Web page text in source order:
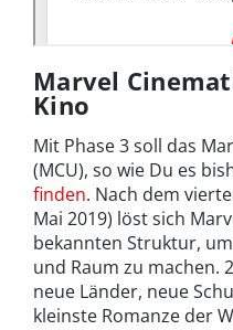
Marvel
Kino
Mit Phase 3 soll das
(MCU), so wie Du es
finden. Nach dem
Mai 2019) löst sich
bekannten Struktur,
und Raum zu machen.
neue Länder, neue
kleinste Romanze der